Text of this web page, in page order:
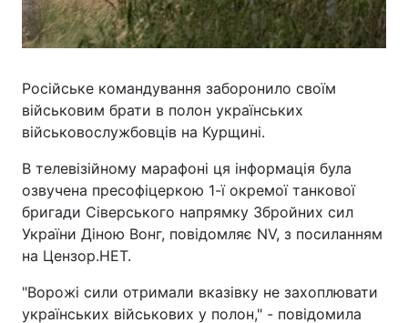
Російське командування заборонило своїм
військовим брати в полон українських
військовослужбовців на Курщині.
В телевізійному марафоні ця інформація була
озвучена пресофіцеркою 1-ї окремої танкової
бригади Сіверського напрямку Збройних сил
України Діною Вонг, повідомляє NV, з посиланням
на Цензор.НЕТ.
"Ворожі сили отримали вказівку не захоплювати
українських військових у полон," - повідомила